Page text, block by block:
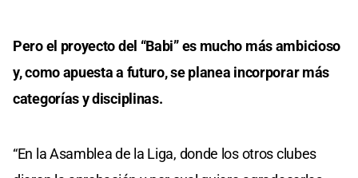
Pero el proyecto del “Babi” es mucho más ambicioso
y, como apuesta a futuro, se planea incorporar más
categorías y disciplinas.
“En la Asamblea de la Liga, donde los otros clubes